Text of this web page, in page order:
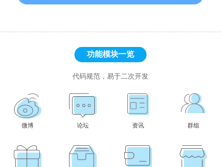
功能模块一览
代码规范，易于二次开发
微博 论坛 资讯 群组